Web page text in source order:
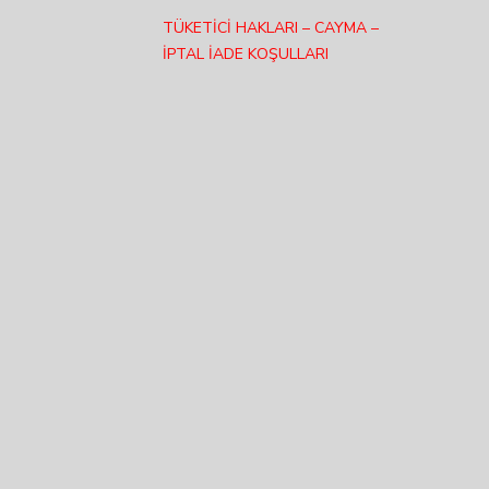
TÜKETİCİ HAKLARI – CAYMA –
İPTAL İADE KOŞULLARI